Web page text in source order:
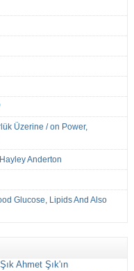
Üzerine / on Power,
Anderton
Glucose, Lipids And Also
Ahmet Şık'ın